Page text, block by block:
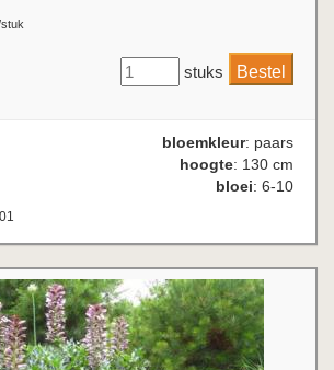
stuks
bloemkleur: paars
hoogte: 130 cm
bloei: 6-10